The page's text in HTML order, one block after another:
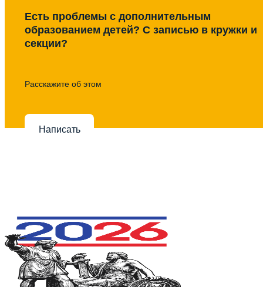
Есть проблемы с дополнительным
образованием детей? С записью в кружки и
секции?
Расскажите об этом
Написать